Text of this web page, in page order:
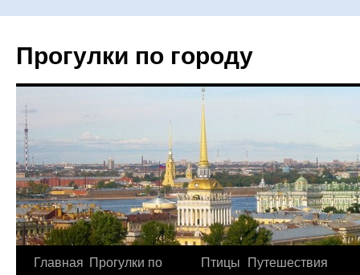
Прогулки по городу
Перейти
Главная Прогулки по
Птицы Путешествия